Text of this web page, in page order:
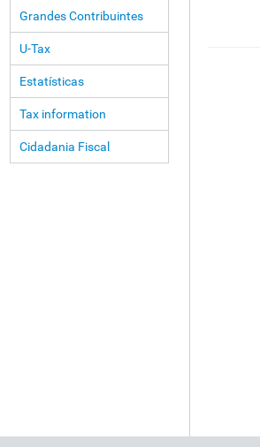
Grandes Contribuintes
U-Tax
Estatísticas
Tax information
Cidadania Fiscal